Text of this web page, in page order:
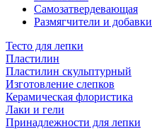
Самозатвердевающая
Размягчители и добавки
Тесто для лепки
Пластилин
Пластилин скульптурный
Изготовление слепков
Керамическая флористика
Лаки и гели
Принадлежности для лепки